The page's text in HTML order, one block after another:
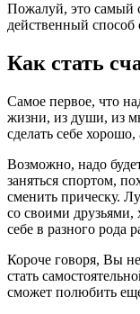
Пожалуй, это самый
действенный
Как стать
Самое первое, что
жизни, из души, из
сделать себе
Возможно, надо
заняться спортом,
сменить прическу.
со своими друзьями,
себе в разного рода
Короче говоря, Вы
стать
сможет полюбить